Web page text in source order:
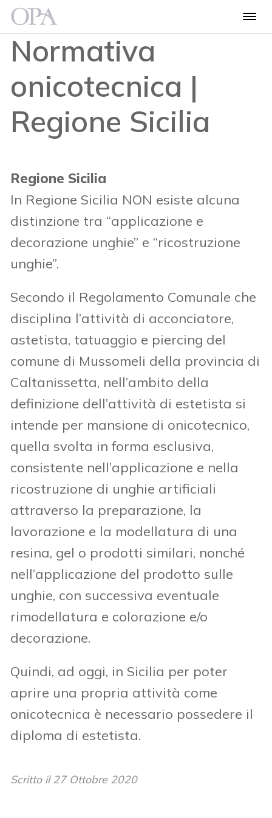
Normativa
onicotecnica |
Regione Sicilia
Regione Sicilia
In Regione Sicilia NON esiste alcuna
distinzione tra “applicazione e
decorazione unghie” e “ricostruzione
unghie”.
Secondo il Regolamento Comunale che
disciplina l’attività di acconciatore,
astetista, tatuaggio e piercing del
comune di Mussomeli della provincia di
Caltanissetta, nell’ambito della
definizione dell’attività di estetista si
intende per mansione di onicotecnico,
quella svolta in forma esclusiva,
consistente nell’applicazione e nella
ricostruzione di unghie artificiali
attraverso la preparazione, la
lavorazione e la modellatura di una
resina, gel o prodotti similari, nonché
nell’applicazione del prodotto sulle
unghie, con successiva eventuale
rimodellatura e colorazione e/o
decorazione.
Quindi, ad oggi, in Sicilia per poter
aprire una propria attività come
onicotecnica è necessario possedere il
diploma di estetista.
Scritto il 27 Ottobre 2020